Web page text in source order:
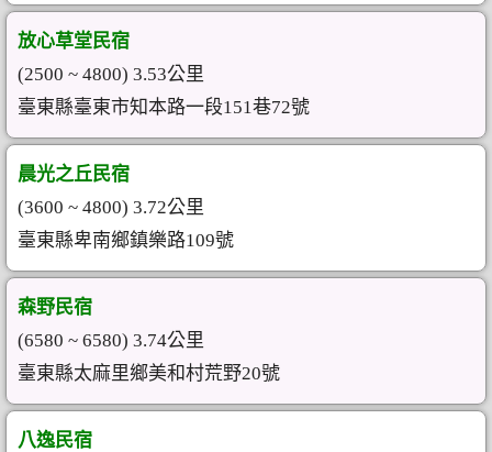
放心草堂民宿
(2500 ~ 4800) 3.53公里
臺東縣臺東市知本路一段151巷72號
晨光之丘民宿
(3600 ~ 4800) 3.72公里
臺東縣卑南鄉鎮樂路109號
森野民宿
(6580 ~ 6580) 3.74公里
臺東縣太麻里鄉美和村荒野20號
八逸民宿